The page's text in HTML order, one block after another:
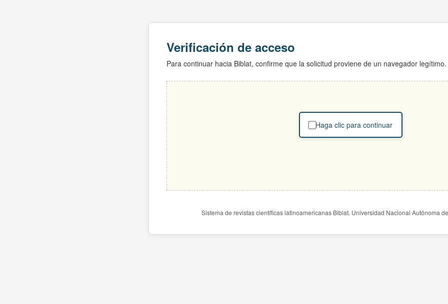
Verificación de acceso
Para continuar hacia Biblat, confirme que la solicitud proviene de un navegador legítimo.
Haga clic para continuar
Sistema de revistas científicas latinoamericanas Biblat. Universidad Nacional Autónoma